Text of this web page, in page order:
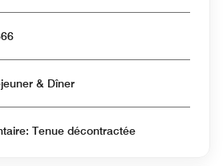
Ouvert pour Déjeuner & Dîner
Tenue décontractée